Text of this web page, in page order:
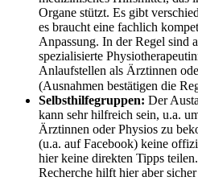
Organe stützt. Es gibt
es braucht eine fachlich
Anpassung. In der Regel sind
spezialisierte
Anlaufstellen als Ärztinnen
(Ausnahmen bestätigen die
Selbsthilfegruppen: Der
kann sehr hilfreich sein, u.a.
Ärztinnen oder Physios zu
(u.a. auf Facebook) keine
hier keine direkten Tipps
Recherche hilft hier aber